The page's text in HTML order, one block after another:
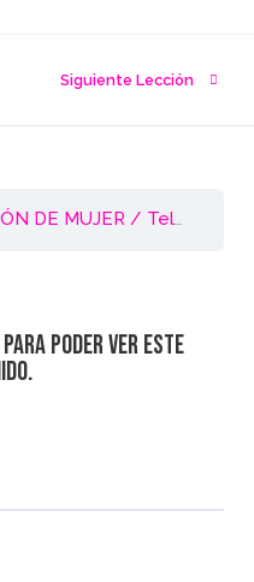
Siguiente Lección
01. MOLDERÍA Y CONFECCIÓN DE MUJER / Telas Planas – Nivel 1
poder ver este